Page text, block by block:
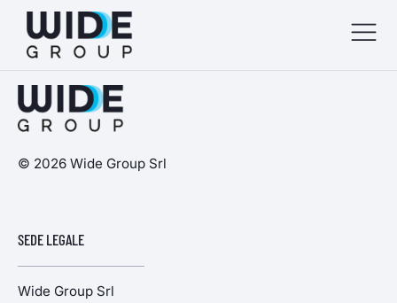
© 2026 Wide Group Srl
SEDE LEGALE
Wide Group Srl